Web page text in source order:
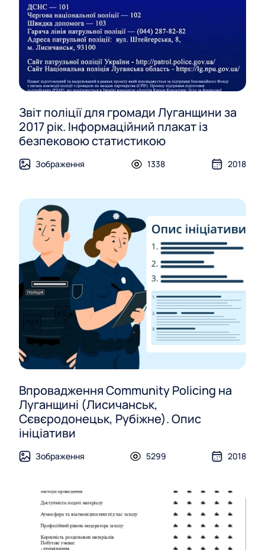
Звіт поліції для громади Луганщини за
2017 рік. Інформаційний плакат із
безпековою статистикою
Зображення 1338 2018
Впровадження Community Policing на
Луганщині (Лисичанськ,
Сєвєродонецьк, Рубіжне). Опис
ініціативи
Зображення 5299 2018